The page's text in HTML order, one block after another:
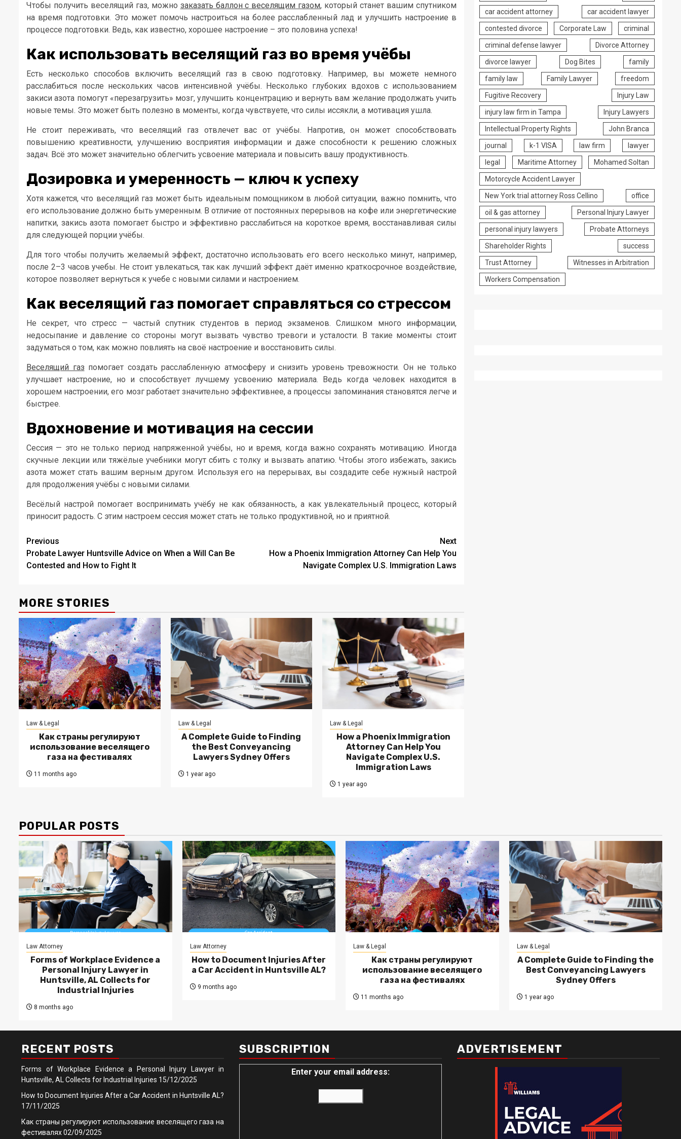
Чтобы получить веселящий газ, можно заказать баллон с веселящим газом, который станет вашим спутником
на время подготовки. Это может помочь настроиться на более расслабленный лад и улучшить настроение в
процессе подготовки. Ведь, как известно, хорошее настроение – это половина успеха!
Как использовать веселящий газ во время учёбы
Есть несколько способов включить веселящий газ в свою подготовку. Например, вы можете немного
расслабиться после нескольких часов интенсивной учёбы. Несколько глубоких вдохов с использованием
закиси азота помогут «перезагрузить» мозг, улучшить концентрацию и вернуть вам желание продолжать учить
новые темы. Это может быть полезно в моменты, когда чувствуете, что силы иссякли, а мотивация ушла.
Не стоит переживать, что веселящий газ отвлечет вас от учёбы. Напротив, он может способствовать
повышению креативности, улучшению восприятия информации и даже способности к решению сложных
задач. Всё это может значительно облегчить усвоение материала и повысить вашу продуктивность.
Дозировка и умеренность — ключ к успеху
Хотя кажется, что веселящий газ может быть идеальным помощником в любой ситуации, важно помнить, что
его использование должно быть умеренным. В отличие от постоянных перерывов на кофе или энергетические
напитки, закись азота помогает быстро и эффективно расслабиться на короткое время, восстанавливая силы
для следующей порции учёбы.
Для того чтобы получить желаемый эффект, достаточно использовать его всего несколько минут, например,
после 2–3 часов учебы. Не стоит увлекаться, так как лучший эффект даёт именно краткосрочное воздействие,
которое позволяет вернуться к учебе с новыми силами и настроением.
Как веселящий газ помогает справляться со стрессом
Не секрет, что стресс — частый спутник студентов в период экзаменов. Слишком много информации,
недосыпание и давление со стороны могут вызвать чувство тревоги и усталости. В такие моменты стоит
задуматься о том, как можно повлиять на своё настроение и восстановить силы.
Веселящий газ помогает создать расслабленную атмосферу и снизить уровень тревожности. Он не только
улучшает настроение, но и способствует лучшему усвоению материала. Ведь когда человек находится в
хорошем настроении, его мозг работает значительно эффективнее, а процессы запоминания становятся легче и
быстрее.
Вдохновение и мотивация на сессии
Сессия — это не только период напряженной учёбы, но и время, когда важно сохранять мотивацию. Иногда
скучные лекции или тяжёлые учебники могут сбить с толку и вызвать апатию. Чтобы этого избежать, закись
азота может стать вашим верным другом. Используя его на перерывах, вы создадите себе нужный настрой
для продолжения учёбы с новыми силами.
Весёлый настрой помогает воспринимать учёбу не как обязанность, а как увлекательный процесс, который
приносит радость. С этим настроем сессия может стать не только продуктивной, но и приятной.
Post
navigation
Previous
Probate Lawyer Huntsville Advice on When a Will Can Be
Contested and How to Fight It
Next
How a Phoenix Immigration Attorney Can Help You
Navigate Complex U.S. Immigration Laws
MORE STORIES
Law & Legal
Как страны регулируют
использование веселящего
газа на фестивалях
11 months ago
Law & Legal
A Complete Guide to Finding
the Best Conveyancing
Lawyers Sydney Offers
1 year ago
Law & Legal
How a Phoenix Immigration
Attorney Can Help You
Navigate Complex U.S.
Immigration Laws
1 year ago
car accident attorney car accident lawyer
contested divorce Corporate Law criminal
criminal defense lawyer Divorce Attorney
divorce lawyer Dog Bites family
family law Family Lawyer freedom
Fugitive Recovery Injury Law
injury law firm in Tampa Injury Lawyers
Intellectual Property Rights John Branca
journal k-1 VISA law firm lawyer
legal Maritime Attorney Mohamed Soltan
Motorcycle Accident Lawyer
New York trial attorney Ross Cellino office
oil & gas attorney Personal Injury Lawyer
personal injury lawyers Probate Attorneys
Shareholder Rights success
Trust Attorney Witnesses in Arbitration
Workers Compensation
POPULAR POSTS
Law Attorney
Forms of Workplace Evidence a
Personal Injury Lawyer in
Huntsville, AL Collects for
Industrial Injuries
8 months ago
Law Attorney
How to Document Injuries After
a Car Accident in Huntsville AL?
9 months ago
Law & Legal
Как страны регулируют
использование веселящего
газа на фестивалях
11 months ago
Law & Legal
A Complete Guide to Finding the
Best Conveyancing Lawyers
Sydney Offers
1 year ago
RECENT POSTS
Forms of Workplace Evidence a Personal Injury Lawyer in
Huntsville, AL Collects for Industrial Injuries 15/12/2025
How to Document Injuries After a Car Accident in Huntsville AL?
17/11/2025
Как страны регулируют использование веселящего газа на
фестивалях02/09/2025
SUBSCRIPTION
Enter your email address:
ADVERTISEMENT